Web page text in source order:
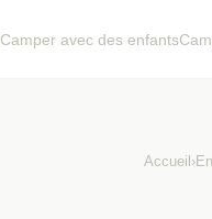
Camper avec des enfants
Accueil ›